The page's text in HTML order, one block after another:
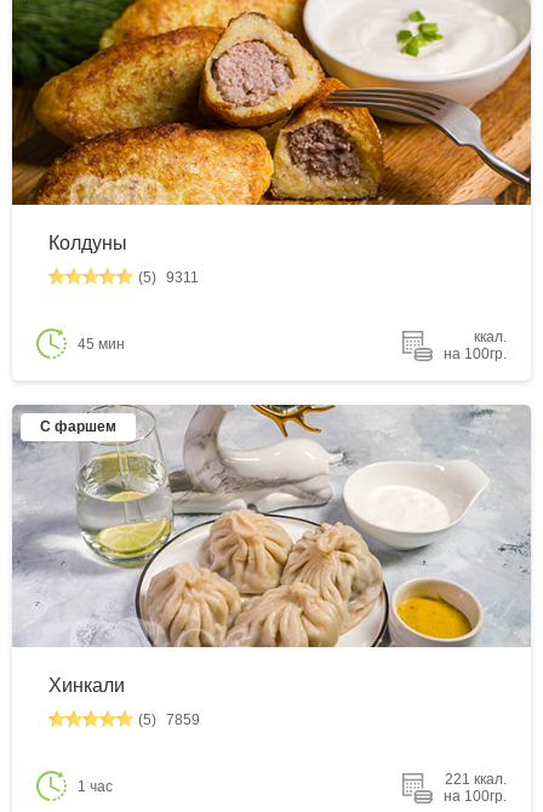
Колдуны
(5) 9311
45 мин
ккал.
на 100гр.
С фаршем
Хинкали
(5) 7859
1 час
221 ккал.
на 100гр.